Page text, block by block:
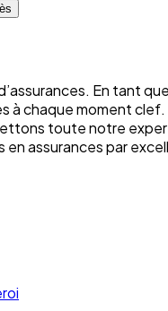
En tant
à chaque moment
toute notre
assurances par